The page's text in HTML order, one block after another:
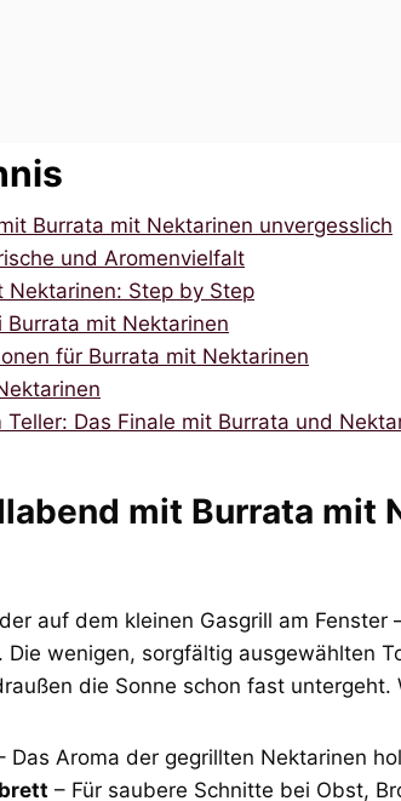
Burrata mit Nektarinen unvergesslich
und Aromenvielfalt
Nektarinen: Step by Step
mit Nektarinen
für Burrata mit Nektarinen
Das Finale mit Burrata und
mit Burrata mit
auf dem kleinen Gasgrill am
wenigen, sorgfältig ausgewählten
die Sonne schon fast untergeht.
Das Aroma der gegrillten Nektarinen
– Für saubere Schnitte bei Obst,